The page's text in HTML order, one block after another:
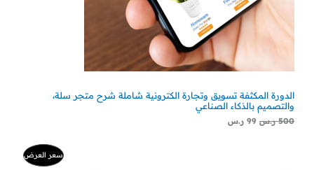
الدورة المكثفة تسويق وتجارة الكترونية شاملة شرح متجر سلة،
والتصميم بالذكاء الصناعي
500 ر.س 99 ر.س
سعر العرضمنتج